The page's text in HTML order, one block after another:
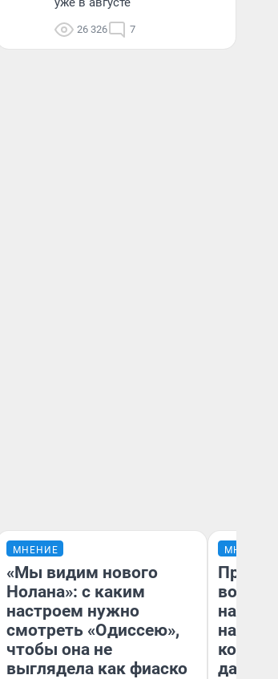
26 326 7
МНЕНИЕ
«Мы видим нового
Нолана»: с каким
настроем нужно
смотреть «Одиссею»,
чтобы она не
выглядела как фиаско
МНЕНИЕ
нам
даже